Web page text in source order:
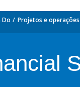
Do Projetos e operações